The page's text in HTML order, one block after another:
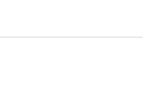
Македонија“.
да даде одговори на